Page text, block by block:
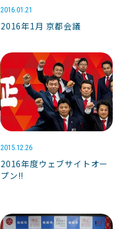
2016.01.21
2016年1月 京都会議
2015.12.26
2016年度ウェブサイトオー
プン!!